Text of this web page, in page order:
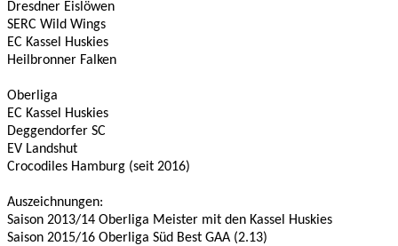
Dresdner Eislöwen
SERC Wild Wings
EC Kassel Huskies
Heilbronner Falken
Oberliga
EC Kassel Huskies
Deggendorfer SC
EV Landshut
Crocodiles Hamburg (seit 2016)
Auszeichnungen:
Saison 2013/14 Oberliga Meister mit den Kassel Huskies
Saison 2015/16 Oberliga Süd Best GAA (2.13)